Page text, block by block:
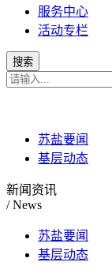
服务中心
活动专栏
苏盐要闻
基层动态
新闻资讯
/ News
苏盐要闻
基层动态